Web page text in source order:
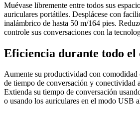
Muévase libremente entre todos sus
auriculares portátiles. Desplácese con
inalámbrico de hasta 50 m/164 pies.
controle sus conversaciones con la
Eficiencia durante todo el
Aumente su productividad con comodidad
de tiempo de conversación y conectividad
Extienda su tiempo de conversación
o usando los auriculares en el modo USB